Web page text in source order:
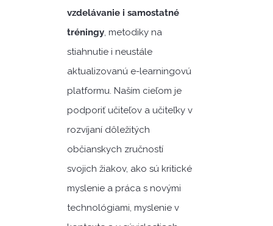
vzdelávanie i samostatné
tréningy, metodiky na
stiahnutie i neustále
aktualizovanú e-learningovú
platformu. Naším cieľom je
podporiť učiteľov a učiteľky v
rozvíjaní dôležitých
občianskych zručností
svojich žiakov, ako sú kritické
myslenie a práca s novými
technológiami, myslenie v